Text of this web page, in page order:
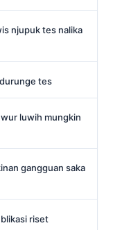
njupuk tes nalika
tes
luwih mungkin
gangguan saka
riset